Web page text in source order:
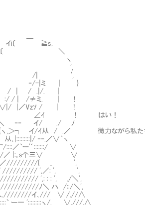
≧s｡
＼
ヽ
',
| ',
｜ }
.|/. ｜
| /≠ミ. ｜ !
|／Vzｿ / | !
ｲ ! はい！
イ/ ./ ﾉ
ｲ从 / .／ 微力ながら私たちも
／∨｀ヽ
ー'´:::::::/ ∨
个三∨ ∨
{ _ ',
',／: ', ',
',: : : ', ./＼',
ﾉ＼ ハ /::/＼',
イ､/// ∨ /.//∧
一 ':::::::::ヽ/. ∨.///.∧